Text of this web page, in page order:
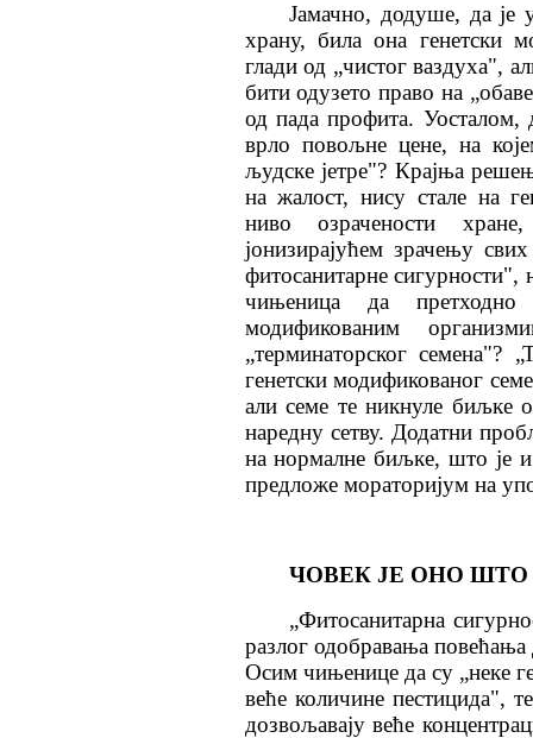
Јамачно, додуше, да је
храну, била она генетски
глади од „чистог ваздуха",
бити одузето право на
од пада профита. Уосталом,
врло повољне цене, на
људске јетре"? Крајња
на жалост, нису стале на
ниво озрачености
јонизирајућем зрачењу
фитосанитарне
чињеница да претходно
модификованим
„терминаторског семена"?
генетски модификованог
али семе те никнуле биљке
наредну сетву. Додатни
на нормалне биљке, што је
предложе мораторијум на
ЧОВЕК ЈЕ ОНО ШТО
„Фитосанитарна
разлог одобравања
Осим чињенице да су „неке
веће количине пестицида",
дозвољавају веће